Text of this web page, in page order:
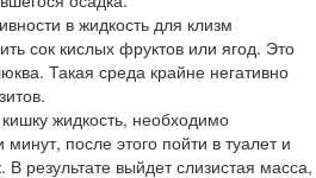
в жидкость для клизм
сок кислых фруктов или ягод. Это
Такая среда крайне негативно
жидкость, необходимо
после этого пойти в туалет и
результате выйдет слизистая масса,